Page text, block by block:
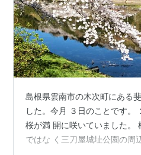
島根県雲南市の木次町にある
した。今月 ３日のことです。
桜が満 開に咲いていました。
ではな く三刀屋城址公園の周